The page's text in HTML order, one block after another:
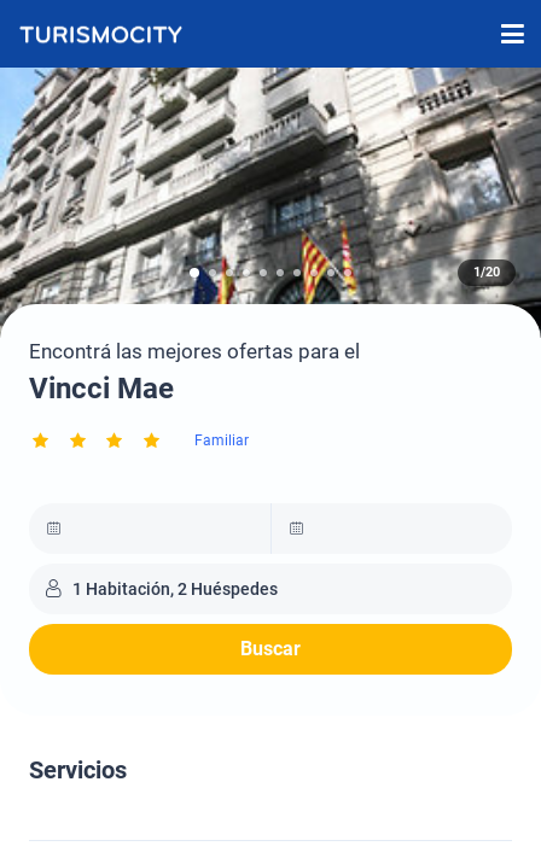
1/20
Encontrá las mejores ofertas para el
Vincci Mae
Familiar
1 Habitación, 2 Huéspedes
Buscar
Servicios